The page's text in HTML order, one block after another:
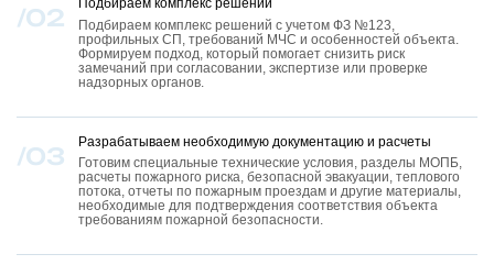
ПРОЕКТ №1
Подбираем комплекс решений
Подбираем комплекс решений с учетом ФЗ №123,
профильных СП, требований МЧС и особенностей объекта.
Формируем подход, который помогает снизить риск
замечаний при согласовании, экспертизе или проверке
надзорных органов.
Разрабатываем необходимую документацию и расчеты
Готовим специальные технические условия, разделы МОПБ,
расчеты пожарного риска, безопасной эвакуации, теплового
потока, отчеты по пожарным проездам и другие материалы,
необходимые для подтверждения соответствия объекта
требованиям пожарной безопасности.